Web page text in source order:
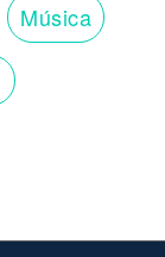
Música